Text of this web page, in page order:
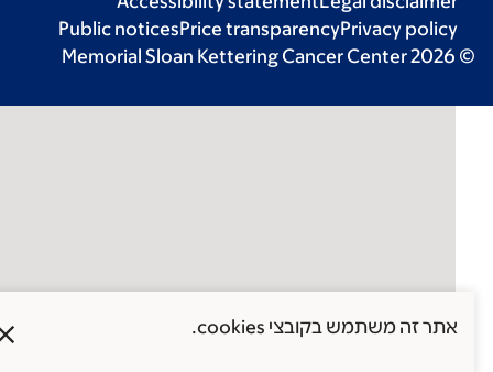
אתר זה משתמש בקובצי cookies. X
Privacy policy
Price transparency
Public notices